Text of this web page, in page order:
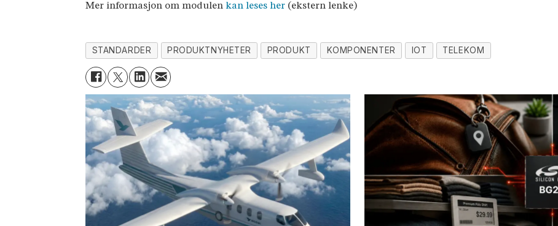
Mer informasjon om modulenkan leses her (ekstern lenke)
STANDARDER PRODUKTNYHETER PRODUKT KOMPONENTER IOT TELEKOM